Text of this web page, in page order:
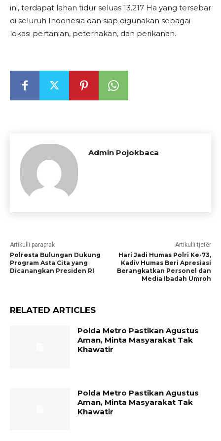
ini, terdapat lahan tidur seluas 13.217 Ha yang tersebar
di seluruh Indonesia dan siap digunakan sebagai
lokasi pertanian, peternakan, dan perikanan.
Admin Pojokbaca
Artikulli paraprak
Polresta Bulungan Dukung
Program Asta Cita yang
Dicanangkan Presiden RI
Artikulli tjetër
Hari Jadi Humas Polri Ke-73,
Kadiv Humas Beri Apresiasi
Berangkatkan Personel dan
Media Ibadah Umroh
RELATED ARTICLES
Polda Metro Pastikan Agustus
Aman, Minta Masyarakat Tak
Khawatir
Polda Metro Pastikan Agustus
Aman, Minta Masyarakat Tak
Khawatir